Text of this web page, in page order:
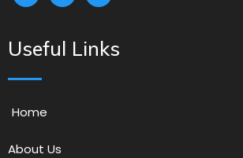
Useful Links
Home
About Us